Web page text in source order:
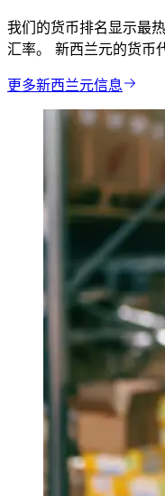
我们的货币排名显示最
汇率。 新西兰元的货币
更多新西兰元信息